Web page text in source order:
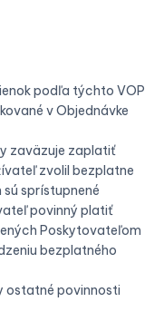
podľa týchto VOP
v Objednávke
zaväzuje zaplatiť
zvolil bezplatne
sprístupnené
povinný platiť
Poskytovateľom
bezplatného
ostatné povinnosti